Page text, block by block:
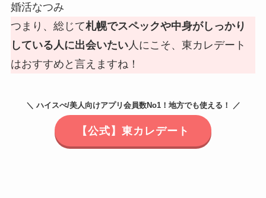
婚活なつみ
つまり、総じて札幌でスペックや中身がしっかり
している人に出会いたい人にこそ、東カレデート
はおすすめと言えますね！
＼ ハイスぺ/美人向けアプリ会員数No1！地方でも使える！ ／
【公式】東カレデート